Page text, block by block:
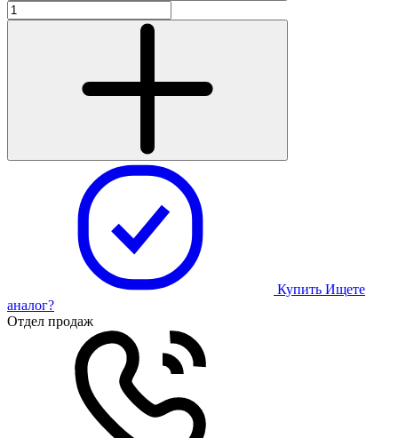
Купить Ищете
аналог?
Отдел продаж